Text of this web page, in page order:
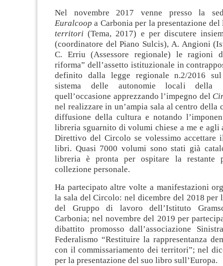
Nel novembre 2017 venne presso la
Euralcoop a Carbonia per la presentazione
territori (Tema, 2017) e per discutere
(coordinatore del Piano Sulcis), A. Angioni
C. Erriu (Assessore regionale) le ragioni
riforma” dell’assetto istituzionale in
definito dalla legge regionale n.2/2016
sistema delle autonomie locali della
quell’occasione apprezzando l’impegno del
nel realizzare in un’ampia sala al centro della
diffusione della cultura e notando
libreria sguarnito di volumi chiese a me e agli
Direttivo del Circolo se volessimo accettare
libri. Quasi 7000 volumi sono stati già
libreria è pronta per ospitare la restante
collezione personale.
Ha partecipato altre volte a manifestazioni
la sala del Circolo: nel dicembre del 2018 per
del Gruppo di lavoro dell’Istituto
Carbonia; nel novembre del 2019 per
dibattito promosso dall’associazione
Federalismo “Restituire la rappresentanza
con il commissariamento dei territori”; nel
per la presentazione del suo libro sull’Europa.